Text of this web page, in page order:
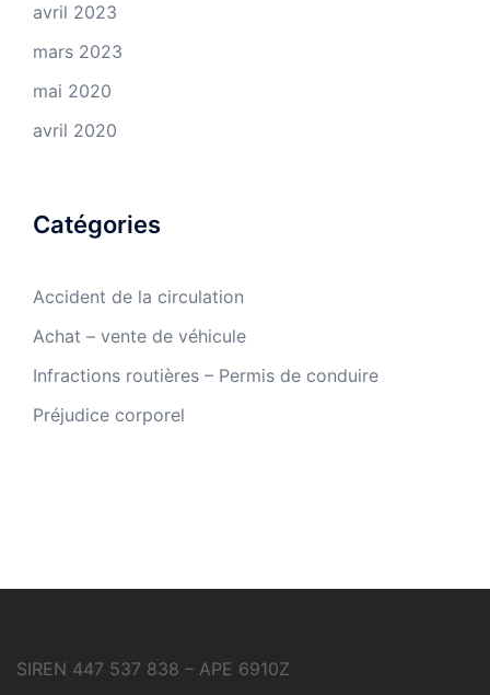
avril 2023
mars 2023
mai 2020
avril 2020
Catégories
Accident de la circulation
Achat – vente de véhicule
Infractions routières – Permis de conduire
Préjudice corporel
SIREN 447 537 838 – APE 6910Z